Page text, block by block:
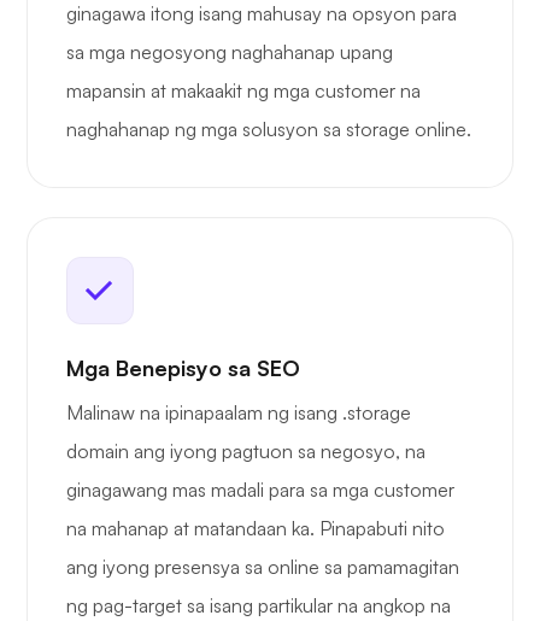
ginagawa itong isang mahusay na opsyon para
sa mga negosyong naghahanap upang
mapansin at makaakit ng mga customer na
naghahanap ng mga solusyon sa storage online.
Mga Benepisyo sa SEO
Malinaw na ipinapaalam ng isang .storage
domain ang iyong pagtuon sa negosyo, na
ginagawang mas madali para sa mga customer
na mahanap at matandaan ka. Pinapabuti nito
ang iyong presensya sa online sa pamamagitan
ng pag-target sa isang partikular na angkop na